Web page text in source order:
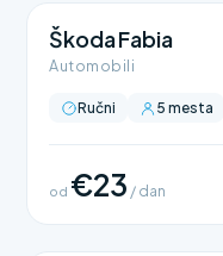
Škoda Fabia
Automobili
Ručni 5 mesta
od €23 / dan